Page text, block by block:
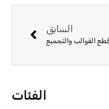
السابق
الفئات